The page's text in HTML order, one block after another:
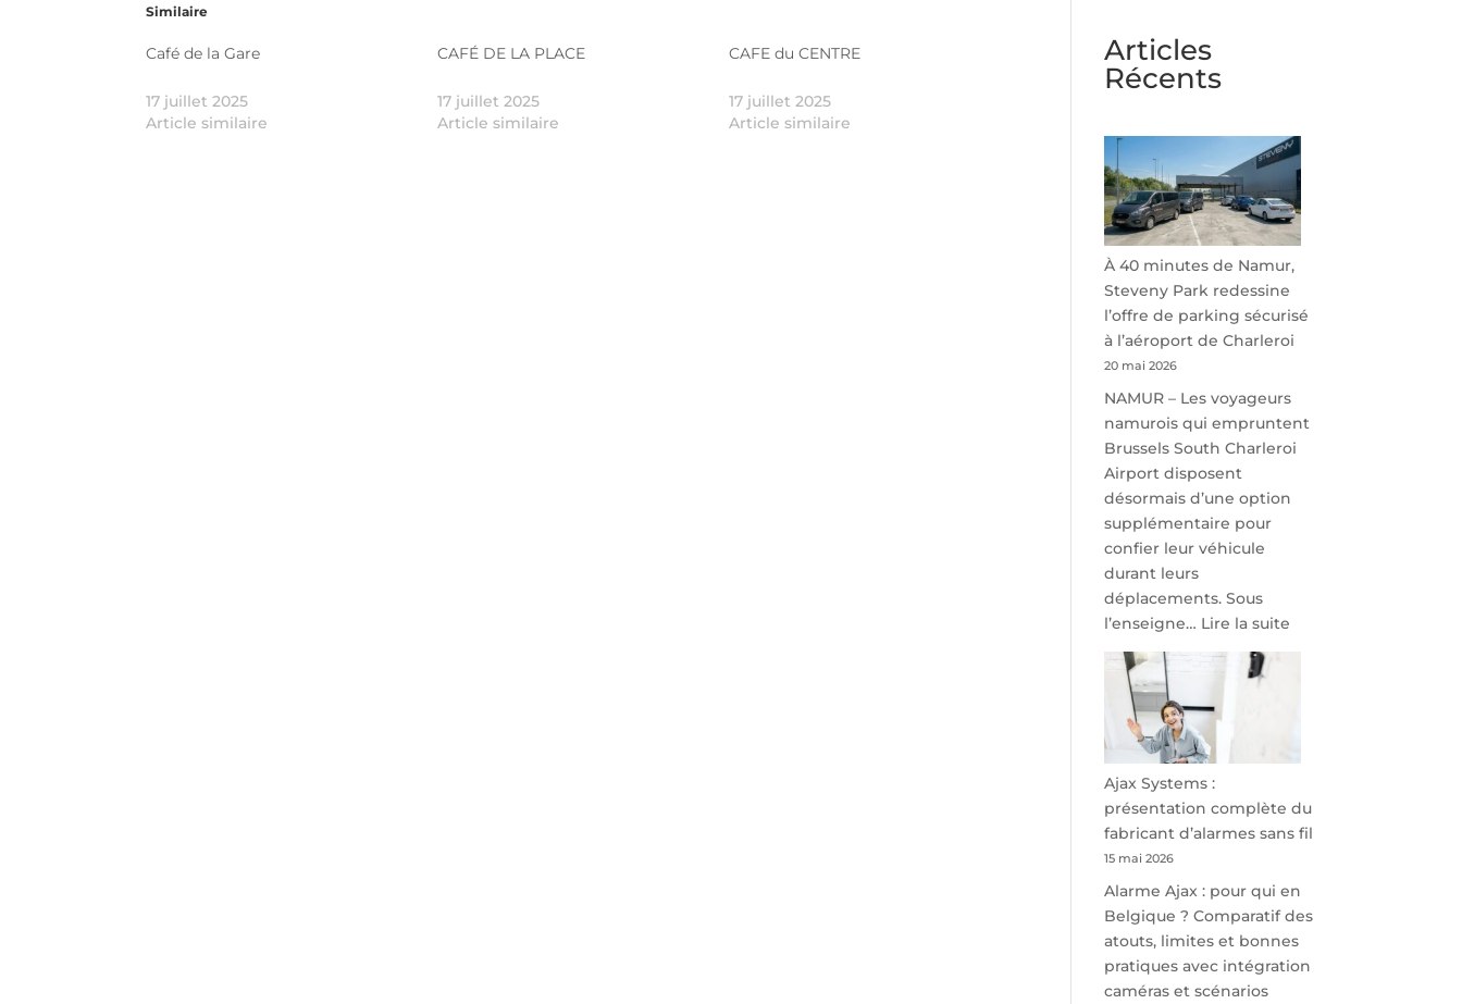
Similaire
Café de la Gare
17 juillet 2025
Article similaire
CAFÉ DE LA PLACE
17 juillet 2025
Article similaire
CAFE du CENTRE
17 juillet 2025
Article similaire
Articles
Récents
À 40 minutes de Namur,
Steveny Park redessine
l’offre de parking sécurisé
à l’aéroport de Charleroi
20 mai 2026
NAMUR – Les voyageurs
namurois qui empruntent
Brussels South Charleroi
Airport disposent
désormais d’une option
supplémentaire pour
confier leur véhicule
durant leurs
déplacements. Sous
l’enseigne… Lire la suite
Park
redessine
parking
sécurisé
à
l’aéroport
Ajax Systems :
présentation complète du
fabricant d’alarmes sans fil
15 mai 2026
Alarme Ajax : pour qui en
Belgique ? Comparatif des
atouts, limites et bonnes
pratiques avec intégration
caméras et scénarios